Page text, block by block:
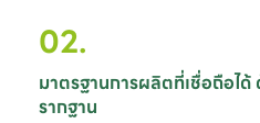
02.
มาตรฐานการผลิตที่เชื่อถือได้
รากฐาน